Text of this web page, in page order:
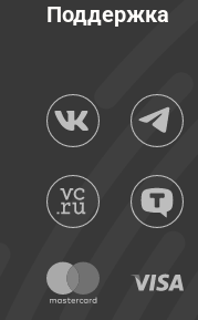
Поддержка